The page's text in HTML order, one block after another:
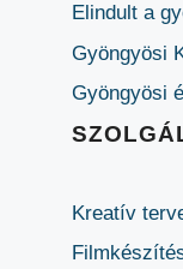
Elindult a
Gyöngyösi
Gyöngyösi
Kreatív